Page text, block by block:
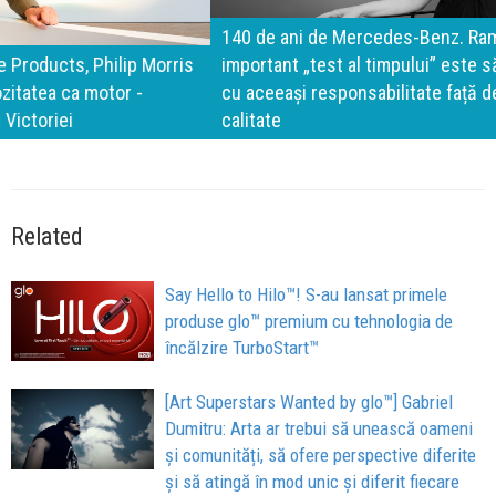
140 de ani de Mercedes-Benz. Ramona Pîrlog: Cel mai
important „test al timpului” este să inovăm constant, dar
cu aceeași responsabilitate față de oameni, siguranță și
calitate
Related
Say Hello to Hilo™! S-au lansat primele
produse glo™ premium cu tehnologia de
încălzire TurboStart™
[Art Superstars Wanted by glo™] Gabriel
Dumitru: Arta ar trebui să unească oameni
și comunități, să ofere perspective diferite
și să atingă în mod unic și diferit fiecare